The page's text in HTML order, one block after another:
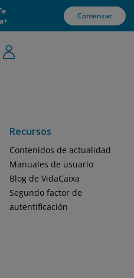
Comenzar
Recursos
Contenidos de actualidad
Manuales de usuario
Blog de VidaCaixa
Segundo factor de
autentificación